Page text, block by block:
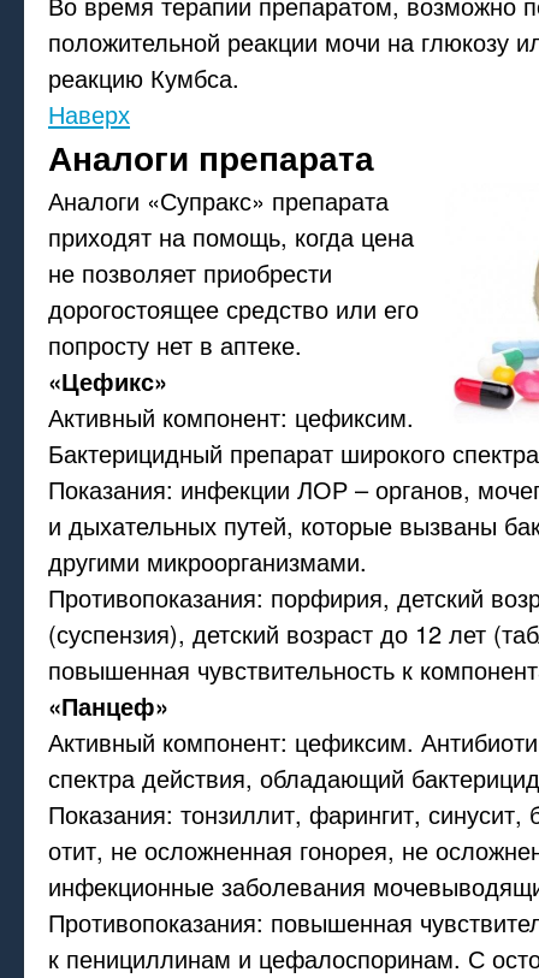
положительной реакции мочи на глюкозу
реакцию Кумбса.
Наверх
Аналоги препарата
Аналоги «Супракс» препарата
приходят на помощь, когда цена
не позволяет приобрести
дорогостоящее средство или его
попросту нет в аптеке.
«Цефикс»
Активный компонент: цефиксим.
Бактерицидный препарат широкого
Показания: инфекции ЛОР – органов,
и дыхательных путей, которые вызваны
другими микроорганизмами.
Противопоказания: порфирия, детский
(суспензия), детский возраст до 12 лет
повышенная чувствительность к
«Панцеф»
Активный компонент: цефиксим.
спектра действия, обладающий
Показания: тонзиллит, фарингит, синусит,
отит, не осложненная гонорея, не
инфекционные заболевания
Противопоказания: повышенная
к пенициллинам и цефалоспоринам. С